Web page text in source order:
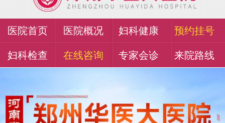
医院首页 医院概况 妇科健康 预约挂号
妇科检查 在线咨询 专家会诊 来院路线